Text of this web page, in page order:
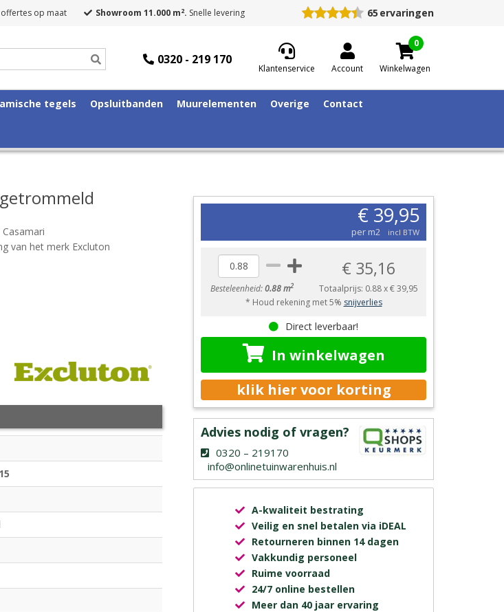
op maat Showroom 11.000 m2. Snelle levering 65 ervaringen
0320 - 219 170
Klantenservice Account
0
Winkelwagen
tegels Opsluitbanden Muurelementen Overige Contact
van het merk Excluton
€ 39,95
per m2 incl BTW
Besteleenheid:0.88 m2
€ 35,16
Totaalprijs: 0.88x€ 39,95
* Houd rekening met 5% snijverlies
Direct leverbaar!
In winkelwagen
klik hier voor korting
Advies nodig of vragen?
0320 – 219170
info@onlinetuinwarenhuis.nl
A-kwaliteit bestrating
Veilig en snel betalen via iDEAL
Retourneren binnen 14 dagen
Vakkundig personeel
Ruime voorraad
24/7 online bestellen
Meer dan 40 jaar ervaring